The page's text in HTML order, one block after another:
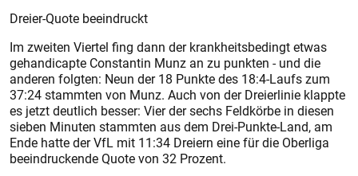
Dreier-Quote beeindruckt
Im zweiten Viertel fing dann der krankheitsbedingt etwas
gehandicapte Constantin Munz an zu punkten - und die
anderen folgten: Neun der 18 Punkte des 18:4-Laufs zum
37:24 stammten von Munz. Auch von der Dreierlinie klappte
es jetzt deutlich besser: Vier der sechs Feldkörbe in diesen
sieben Minuten stammten aus dem Drei-Punkte-Land, am
Ende hatte der VfL mit 11:34 Dreiern eine für die Oberliga
beeindruckende Quote von 32 Prozent.